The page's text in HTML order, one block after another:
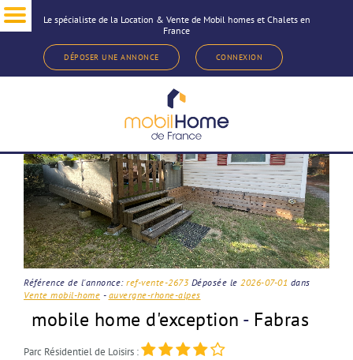
Le spécialiste de la Location & Vente de Mobil homes et Chalets en
France
DÉPOSER UNE ANNONCE CONNEXION
< Revenir à la sélection d'annonce
Référence de l'annonce: ref-vente-2673Déposée le 2026-07-01 dans
Vente mobil-home - auvergne-rhone-alpes
mobile home d'exception -Fabras
Parc Résidentiel de Loisirs :